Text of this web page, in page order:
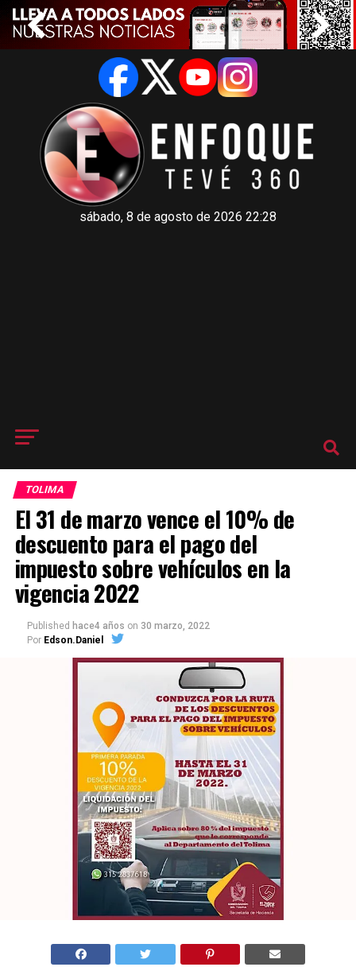
sábado, 8 de agosto de 2026 22:28
TOLIMA
El 31 de marzo vence el 10% de
descuento para el pago del
impuesto sobre vehículos en la
vigencia 2022
Published hace4 años on 30 marzo, 2022
Por Edson.Daniel